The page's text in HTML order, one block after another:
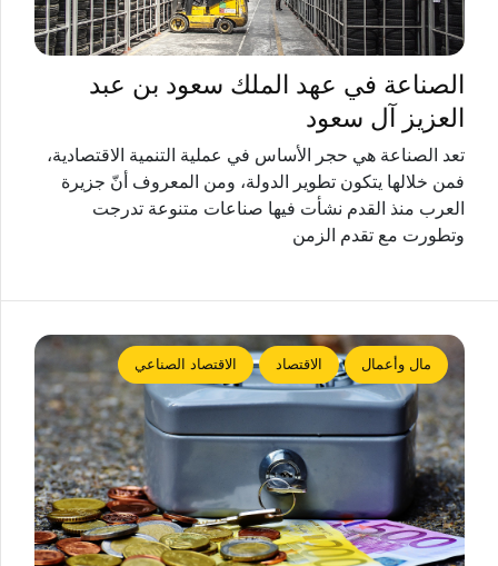
الصناعة في عهد الملك سعود بن عبد
العزيز آل سعود
تعد الصناعة هي حجر الأساس في عملية التنمية الاقتصادية،
فمن خلالها يتكون تطوير الدولة، ومن المعروف أنّ جزيرة
العرب منذ القدم نشأت فيها صناعات متنوعة تدرجت
وتطورت مع تقدم الزمن
مال وأعمال الاقتصاد الاقتصاد الصناعي